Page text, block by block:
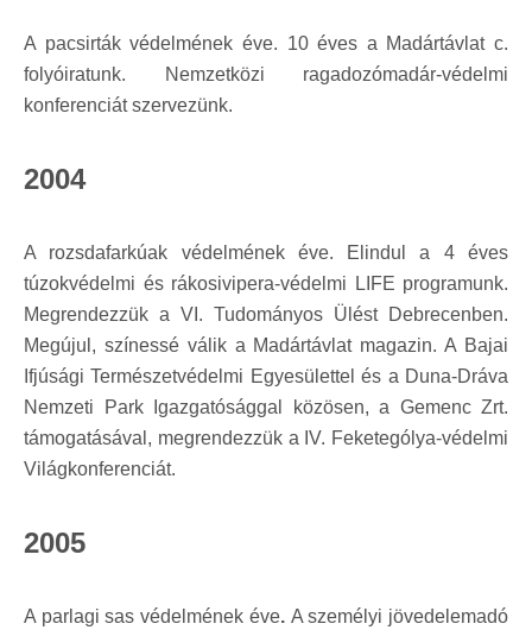
A pacsirták védelmének éve. 10 éves a Madártávlat c.
folyóiratunk. Nemzetközi ragadozómadár-védelmi
konferenciát szervezünk.
2004
A rozsdafarkúak védelmének éve. Elindul a 4 éves
túzokvédelmi és rákosivipera-védelmi LIFE programunk.
Megrendezzük a VI. Tudományos Ülést Debrecenben.
Megújul, színessé válik a Madártávlat magazin. A Bajai
Ifjúsági Természetvédelmi Egyesülettel és a Duna-Dráva
Nemzeti Park Igazgatósággal közösen, a Gemenc Zrt.
támogatásával, megrendezzük a IV. Feketególya-védelmi
Világkonferenciát.
2005
A parlagi sas védelmének éve. A személyi jövedelemadó